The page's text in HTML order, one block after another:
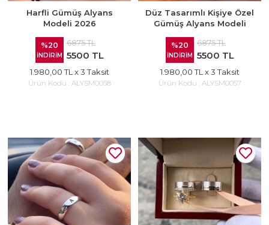
Harfli Gümüş Alyans
Modeli 2026
%20
İNDİRİM
6875 TL
5500 TL
1.980,00 TL x 3 Taksit
Ürün Kodu : ALYSM0058
Düz Tasarımlı Kişiye Özel
Gümüş Alyans Modeli
%20
İNDİRİM
6875 TL
5500 TL
1.980,00 TL x 3 Taksit
Ürün Kodu : ALYSM0057